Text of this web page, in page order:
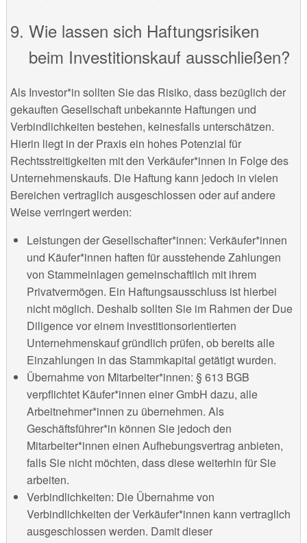
Wie lassen sich Haftungsrisiken
beim Investitionskauf ausschließen?
Als Investor*in sollten Sie das Risiko, dass bezüglich der
gekauften Gesellschaft unbekannte Haftungen und
Verbindlichkeiten bestehen, keinesfalls unterschätzen.
Hierin liegt in der Praxis ein hohes Potenzial für
Rechtsstreitigkeiten mit den Verkäufer*innen in Folge des
Unternehmenskaufs. Die Haftung kann jedoch in vielen
Bereichen vertraglich ausgeschlossen oder auf andere
Weise verringert werden:
Leistungen der Gesellschafter*innen: Verkäufer*innen
und Käufer*innen haften für ausstehende Zahlungen
von Stammeinlagen gemeinschaftlich mit ihrem
Privatvermögen. Ein Haftungsausschluss ist hierbei
nicht möglich. Deshalb sollten Sie im Rahmen der Due
Diligence vor einem investitionsorientierten
Unternehmenskauf gründlich prüfen, ob bereits alle
Einzahlungen in das Stammkapital getätigt wurden.
Übernahme von Mitarbeiter*innen: § 613 BGB
verpflichtet Käufer*innen einer GmbH dazu, alle
Arbeitnehmer*innen zu übernehmen. Als
Geschäftsführer*in können Sie jedoch den
Mitarbeiter*innen einen Aufhebungsvertrag anbieten,
falls Sie nicht möchten, dass diese weiterhin für Sie
arbeiten.
Verbindlichkeiten: Die Übernahme von
Verbindlichkeiten der Verkäufer*innen kann vertraglich
ausgeschlossen werden. Damit dieser